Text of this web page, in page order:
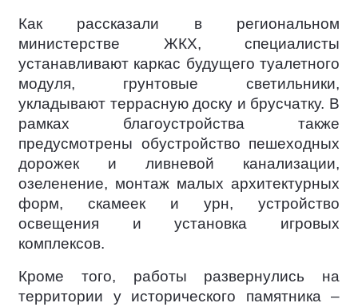
Как рассказали в региональном
министерстве ЖКХ, специалисты
устанавливают каркас будущего туалетного
модуля, грунтовые светильники,
укладывают террасную доску и брусчатку. В
рамках благоустройства также
предусмотрены обустройство пешеходных
дорожек и ливневой канализации,
озеленение, монтаж малых архитектурных
форм, скамеек и урн, устройство
освещения и установка игровых
комплексов.
Кроме того, работы развернулись на
территории у исторического памятника –